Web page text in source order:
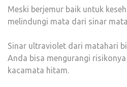
Meski berjemur baik untuk
melindungi mata dari sinar
Sinar ultraviolet dari matahari
Anda bisa mengurangi
kacamata hitam.